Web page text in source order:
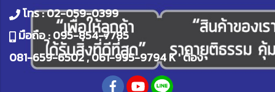
โทร :02-059-0399
มือถือ :095-854-7785
081-659-6502,061-995-9794K ' ต้อง